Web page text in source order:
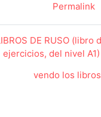
Permalink
DE RUSO (libro
ejercicios, del nivel A1)
vendo los